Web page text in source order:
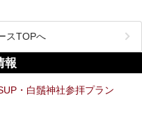
もちろん、近隣にお住いの方はぜ
ださいね。
スTOPへ
報
・白鬚神社参拝プラン